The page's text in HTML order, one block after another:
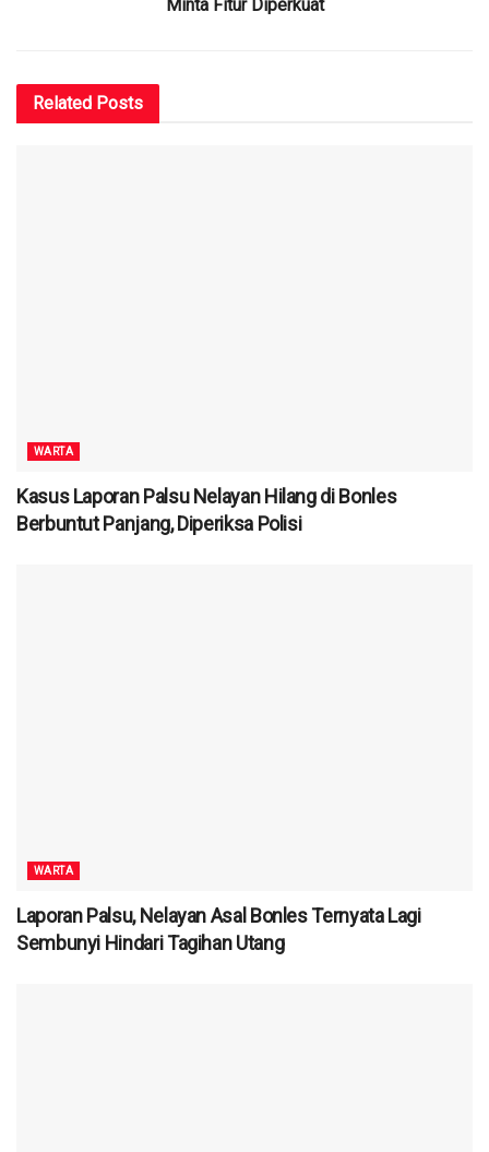
Minta Fitur Diperkuat
Related Posts
WARTA
Kasus Laporan Palsu Nelayan Hilang di Bonles
Berbuntut Panjang, Diperiksa Polisi
WARTA
Laporan Palsu, Nelayan Asal Bonles Ternyata Lagi
Sembunyi Hindari Tagihan Utang